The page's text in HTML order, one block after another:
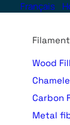
Français
Wood Fill
Carbon
Metal